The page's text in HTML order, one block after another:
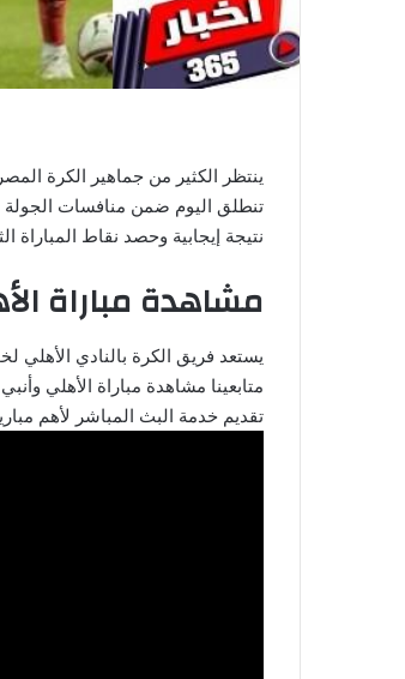
ينتظر الكثير من جماهير الكرة
تنطلق اليوم ضمن منافسات الجولة
نتيجة إيجابية وحصد نقاط
مشاهدة مباراة
يستعد فريق الكرة بالنادي
متابعينا مشاهدة مباراة الأهلي
تقديم خدمة البث المباشر لأهم